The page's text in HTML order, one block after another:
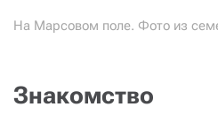
На Марсовом поле. Фото из
Знакомство